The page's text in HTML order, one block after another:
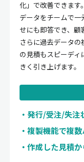
化」で改善できます。
データをチームで
せにも即答でき、顧
さらに過去データ
の見積もスピーデ
きく引き上げます。
発行/受注/失注
複製機能で複
作成した見積